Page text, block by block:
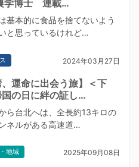
学博士 連載…
基本的に食品を捨てないよう
と思っているけれど…
2024年03月27日
、運命に出会う旅】＜下
の日に絆の証し…
ら台北へは、全長約13キロの
ネルがある高速道…
地域 2025年09月08日